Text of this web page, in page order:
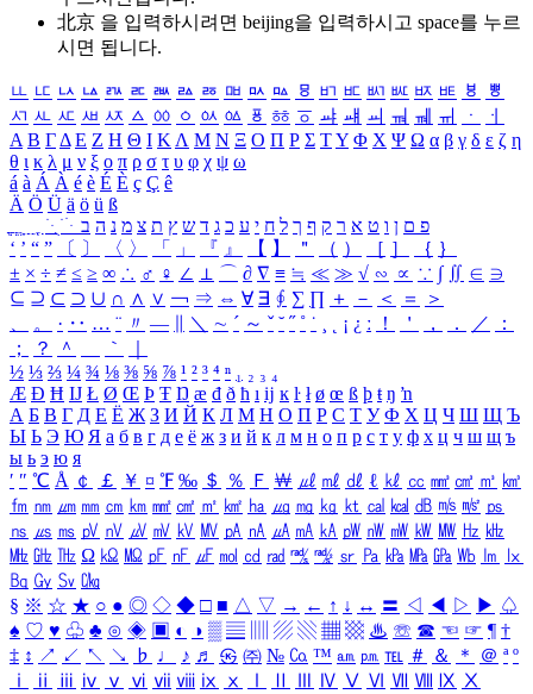
北京 을 입력하시려면 beijing을 입력하시고 space를 누르
시면 됩니다.
ㅥ ㅦ ㅧ ㅨ ㅩ ㅪ ㅫ ㅬ ㅭ ㅮ ㅯ ㅰ ㅱ ㅲ ㅳ ㅴ ㅵ ㅶ ㅷ ㅸ
ㅹ
ㅺ ㅻ ㅼ ㅽ ㅾ ㅿ ㆀ ㆁ ㆂ ㆃ ㆄ ㆅ ㆆ ㆇ ㆈ ㆉ ㆊ ㆋ ㆌ ㆍ
ㆎ
Α Β ΓΔ Ε Ζ Η Θ Ι ΚΛ Μ Ν Ξ Ο Π Ρ Σ ΤΥ Φ Χ Ψ Ω α β γ δ ε ζ η
θ ι κ λ μ ν ξ ο π ρ σ τ υ φ χ ψ ω
á à Á À é è É È ç Ç ê
Ä Ö Ü ä ö ü ß
ִֶֹ ֻּ ׁׂ פ ם ן ו ט א ר ק ף ך ל ח י ע כ ג ד ש ץ ת צ מ נ ה ב
‘ ’ “ ” 〔 〕 〈 〉 「 」 『 』 【 】 ＂ （ ） ［ ］ ｛ ｝
± × ÷ ≠ ≤ ≥ ∞ ∴ ♂ ♀ ∠ ⊥ ⌒ ∂ ∇ ≡ ≒ ≪ ≫ √ ∽ ∝ ∵ ∫ ∬ ∈ ∋
⊆ ⊇ ⊂ ⊃ ∪ ∩ ∧ ∨ ￢ ⇒ ⇔ ∀ ∃ ∮ ∑ ∏ ＋ － ＜ ＝
＞
、
。 · ‥ … ¨ 〃 ― ＼ ∼ ´ ～ ˇ ˘ ˝ ˚ ˙ ¸ ¡ ¿ ː ！ ＇ ， ． ／
：
；
？ ＾ ｀
½ ⅓ ⅔ ¼ ¾ ⅛ ⅜ ⅝ ⅞ ¹ ² ³ ⁴ ⁿ ₁ ₂ ₃ ₄
Æ Ð Ħ Ĳ Ł Ø Œ Þ Ŧ Ŋ æ đ ð ħ ı ĳ ĸ ŀ ł ø œ ß þ ŧ ŋ ŉ
А Б В Г Д Е Ё Ж З И Й К Л М Н О П Р С Т У Ф Х Ц Ч Ш Щ Ъ
Ы Ь Э Ю Я а б в г д е ё ж з и й к л м н о п р с т у ф х ц ч ш щ ъ
ы ь э ю я
′ ″ ℃ Å ￠ ￡ ￥ ¤ ℉ ‰ ＄ ％ Ｆ ￦ ㎕ ㎖ ㎗ ℓ ㎘ ㏄ ㎣ ㎤ ㎥ ㎦
㎙ ㎚ ㎛ ㎜ ㎝ ㎞ ㎟ ㎠ ㎡ ㎢ ㏊ ㎍ ㎎ ㎏ ㏏ ㎈ ㎉ ㏈ ㎧ ㎨ ㎰
㎱ ㎲ ㎳ ㎴ ㎵ ㎶ ㎷ ㎸ ㎹ ㎀ ㎁ ㎂ ㎃ ㎄ ㎺ ㎻ ㎽ ㎾ ㎿ ㎐ ㎑
㎒ ㎓ ㎔ Ω ㏀ ㏁ ㎊ ㎋ ㎌ ㏖ ㏅ ㎭ ㎮ ㎯ ㏛ ㎩ ㎪ ㎫ ㎬ ㏝ ㏐
㏓
㏃ ㏉ ㏜ ㏆
§ ※ ☆ ★ ○ ● ◎ ◇ ◆ □ ■ △ ▽ → ← ↑ ↓ ↔ 〓 ◁ ◀ ▷ ▶ ♤
♠ ♡ ♥ ♧ ♣ ⊙ ◈ ▣ ◐ ◑ ▒ ▤ ▨ ▧ ▦ ▩ ♨ ☏ ☎ ☜ ☞ ¶ †
‡ ↕ ↗ ↙ ↖ ↘ ♭ ♩ ♪ ♬ ㉿ ㈜ № ㏇ ™ ㏂ ㏘ ℡ ＃ ＆ ＊ ＠ ª º
ⅰ
ⅱ ⅲ ⅳ ⅴ ⅵ ⅶ ⅷ ⅸ ⅹ Ⅳ Ⅴ Ⅵ Ⅶ Ⅷ Ⅸ Ⅹ